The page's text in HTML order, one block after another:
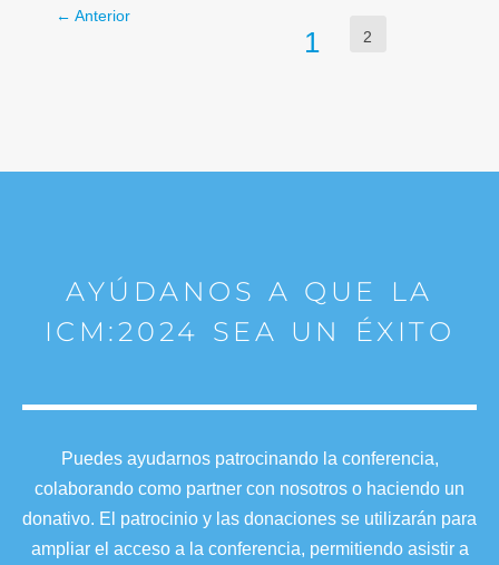
← Anterior
1 2
AYÚDANOS A QUE LA
ICM:2024 SEA UN ÉXITO
Puedes ayudarnos patrocinando la conferencia,
colaborando como partner con nosotros o haciendo un
donativo. El patrocinio y las donaciones se utilizarán para
ampliar el acceso a la conferencia, permitiendo asistir a